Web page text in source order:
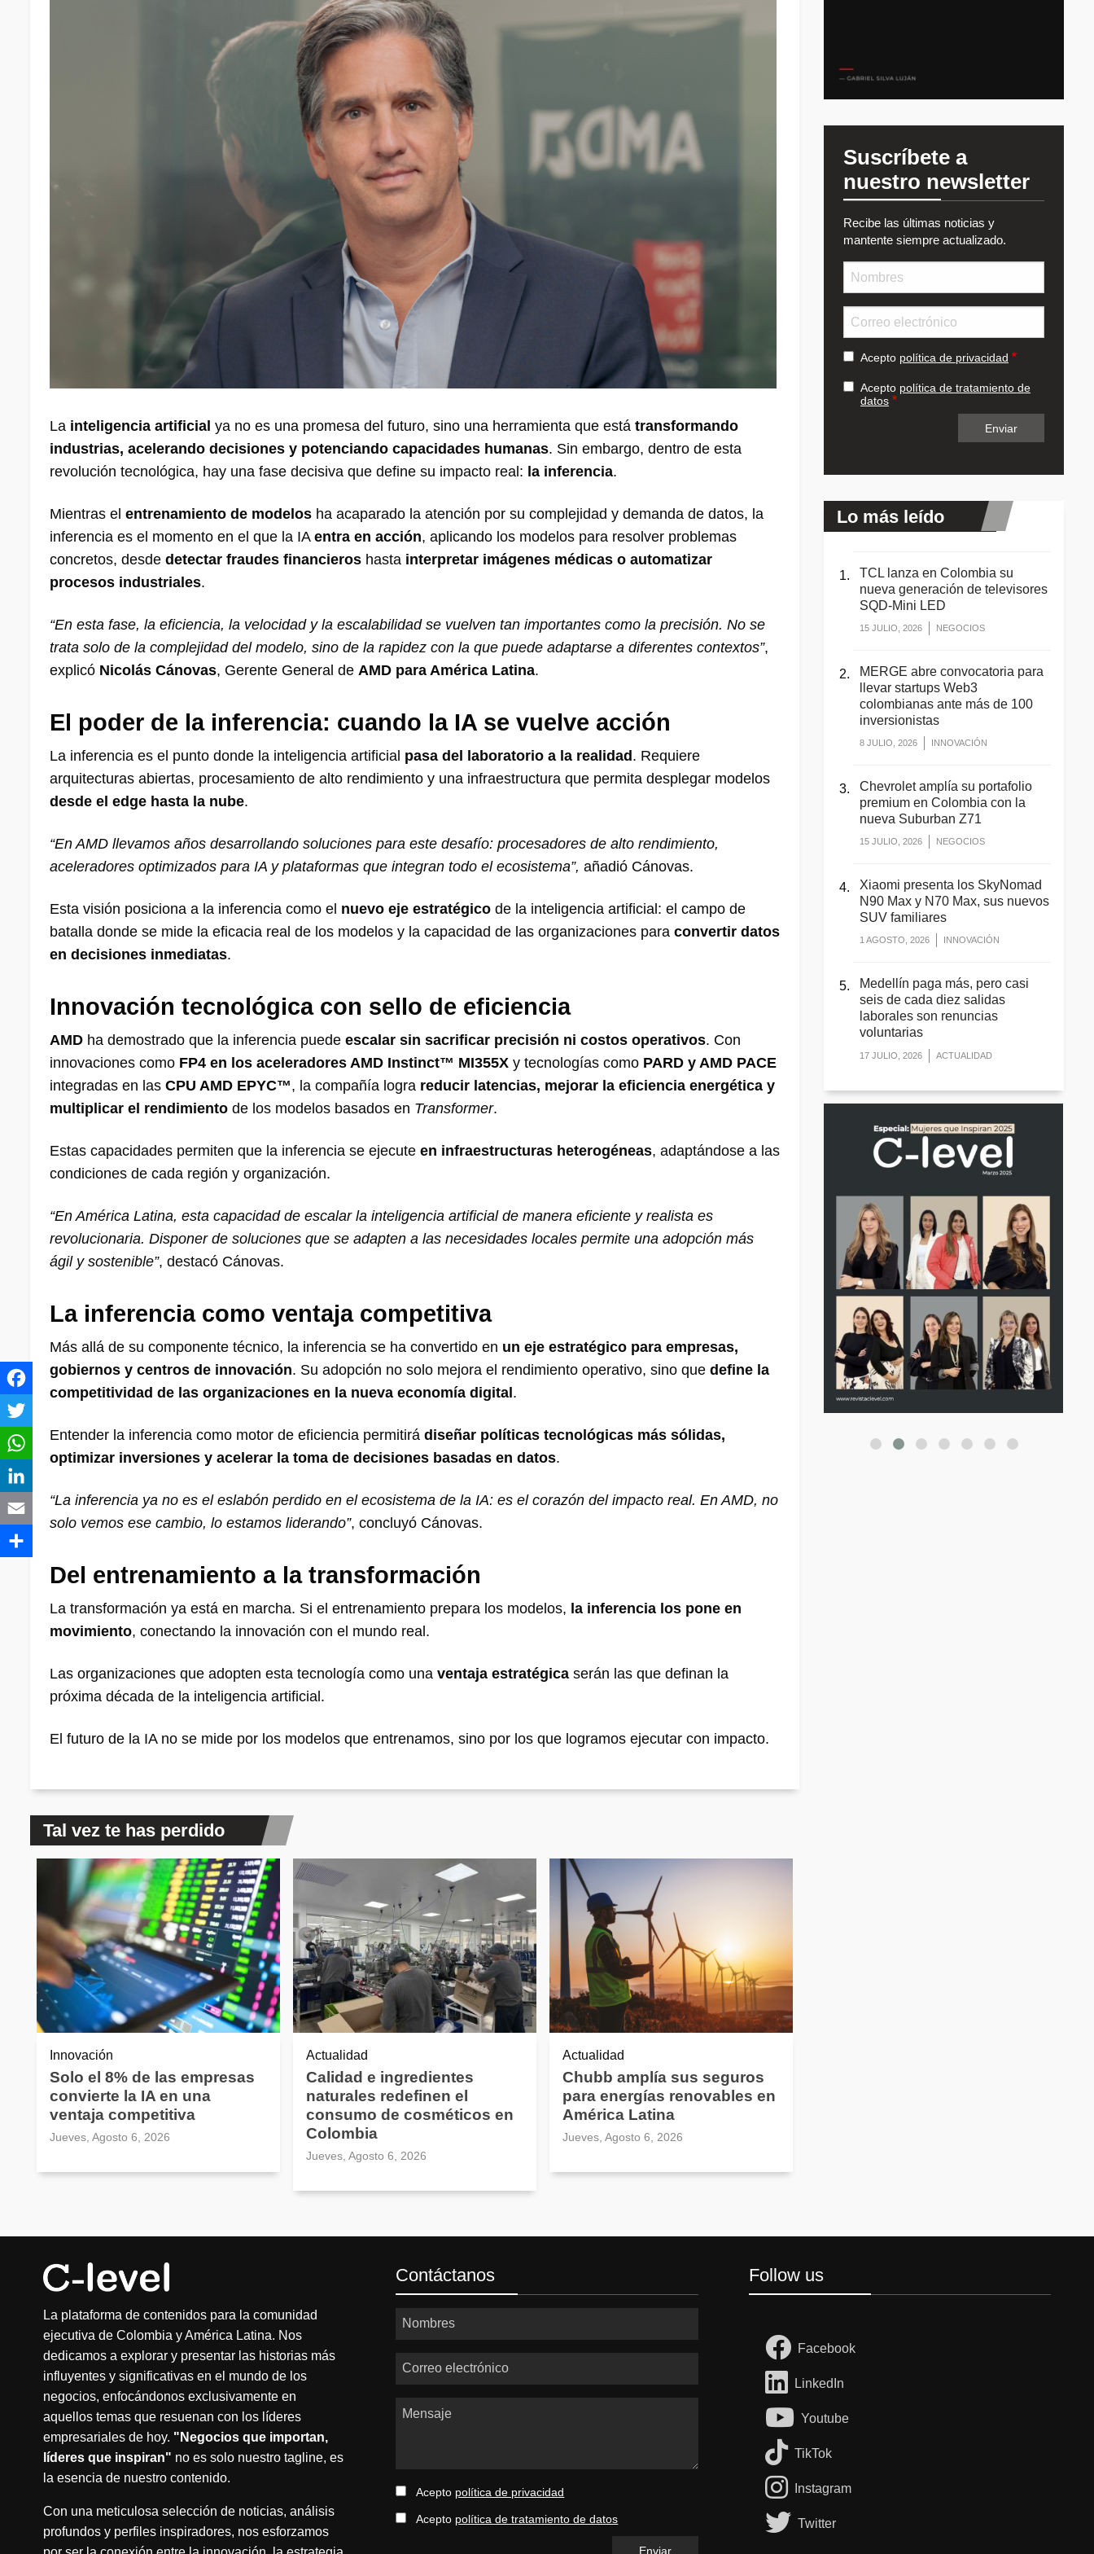
La inteligencia artificial ya no es una promesa del futuro, sino una herramienta que está transformando
industrias, acelerando decisiones y potenciando capacidades humanas. Sin embargo, dentro de esta
revolución tecnológica, hay una fase decisiva que define su impacto real: la inferencia.
Mientras el entrenamiento de modelos ha acaparado la atención por su complejidad y demanda de datos, la
inferencia es el momento en el que la IA entra en acción, aplicando los modelos para resolver problemas
concretos, desde detectar fraudes financieros hasta interpretar imágenes médicas o automatizar
procesos industriales.
“En esta fase, la eficiencia, la velocidad y la escalabilidad se vuelven tan importantes como la precisión. No se
trata solo de la complejidad del modelo, sino de la rapidez con la que puede adaptarse a diferentes contextos”,
explicó Nicolás Cánovas, Gerente General de AMD para América Latina.
El poder de la inferencia: cuando la IA se vuelve acción
La inferencia es el punto donde la inteligencia artificial pasa del laboratorio a la realidad. Requiere
arquitecturas abiertas, procesamiento de alto rendimiento y una infraestructura que permita desplegar modelos
desde el edge hasta la nube.
“En AMD llevamos años desarrollando soluciones para este desafío: procesadores de alto rendimiento,
aceleradores optimizados para IA y plataformas que integran todo el ecosistema”, añadió Cánovas.
Esta visión posiciona a la inferencia como el nuevo eje estratégico de la inteligencia artificial: el campo de
batalla donde se mide la eficacia real de los modelos y la capacidad de las organizaciones para convertir datos
en decisiones inmediatas.
Innovación tecnológica con sello de eficiencia
AMD ha demostrado que la inferencia puede escalar sin sacrificar precisión ni costos operativos. Con
innovaciones como FP4 en los aceleradores AMD Instinct™ MI355X y tecnologías como PARD y AMD PACE
integradas en las CPU AMD EPYC™, la compañía logra reducir latencias, mejorar la eficiencia energética y
multiplicar el rendimiento de los modelos basados en Transformer.
Estas capacidades permiten que la inferencia se ejecute en infraestructuras heterogéneas, adaptándose a las
condiciones de cada región y organización.
“En América Latina, esta capacidad de escalar la inteligencia artificial de manera eficiente y realista es
revolucionaria. Disponer de soluciones que se adapten a las necesidades locales permite una adopción más
ágil y sostenible”, destacó Cánovas.
La inferencia como ventaja competitiva
Más allá de su componente técnico, la inferencia se ha convertido en un eje estratégico para empresas,
gobiernos y centros de innovación. Su adopción no solo mejora el rendimiento operativo, sino que define la
competitividad de las organizaciones en la nueva economía digital.
Entender la inferencia como motor de eficiencia permitirá diseñar políticas tecnológicas más sólidas,
optimizar inversiones y acelerar la toma de decisiones basadas en datos.
“La inferencia ya no es el eslabón perdido en el ecosistema de la IA: es el corazón del impacto real. En AMD, no
solo vemos ese cambio, lo estamos liderando”, concluyó Cánovas.
Del entrenamiento a la transformación
La transformación ya está en marcha. Si el entrenamiento prepara los modelos, la inferencia los pone en
movimiento, conectando la innovación con el mundo real.
Las organizaciones que adopten esta tecnología como una ventaja estratégica serán las que definan la
próxima década de la inteligencia artificial.
El futuro de la IA no se mide por los modelos que entrenamos, sino por los que logramos ejecutar con impacto.
Tal vez te has perdido
Innovación
Solo el 8% de las empresas
convierte la IA en una
ventaja competitiva
Jueves, Agosto 6, 2026
Actualidad
Calidad e ingredientes
naturales redefinen el
consumo de cosméticos en
Colombia
Jueves, Agosto 6, 2026
Actualidad
Chubb amplía sus seguros
para energías renovables en
América Latina
Jueves, Agosto 6, 2026
Suscríbete a
nuestro newsletter
Recibe las últimas noticias y
mantente siempre actualizado.
Acepto política de privacidad
Acepto política de tratamiento de
datos
Lo más leído
TCL lanza en Colombia su
nueva generación de televisores
SQD-Mini LED
15 JULIO, 2026 NEGOCIOS
MERGE abre convocatoria para
llevar startups Web3
colombianas ante más de 100
inversionistas
8 JULIO, 2026 INNOVACIÓN
Chevrolet amplía su portafolio
premium en Colombia con la
nueva Suburban Z71
15 JULIO, 2026 NEGOCIOS
Xiaomi presenta los SkyNomad
N90 Max y N70 Max, sus nuevos
SUV familiares
1 AGOSTO, 2026 INNOVACIÓN
Medellín paga más, pero casi
seis de cada diez salidas
laborales son renuncias
voluntarias
17 JULIO, 2026 ACTUALIDAD
La plataforma de contenidos para la comunidad
ejecutiva de Colombia y América Latina. Nos
dedicamos a explorar y presentar las historias más
influyentes y significativas en el mundo de los
negocios, enfocándonos exclusivamente en
aquellos temas que resuenan con los líderes
empresariales de hoy. "Negocios que importan,
líderes que inspiran" no es solo nuestro tagline, es
la esencia de nuestro contenido.
Con una meticulosa selección de noticias, análisis
profundos y perfiles inspiradores, nos esforzamos
Contáctanos
Nombres
Correo electrónico
Mensaje
Acepto política de privacidad
Acepto política de tratamiento de datos
Follow us
Facebook
LinkedIn
Youtube
TikTok
Instagram
Twitter